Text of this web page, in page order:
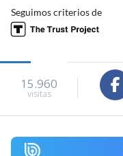
Seguimos criterios de
15.960
visitas